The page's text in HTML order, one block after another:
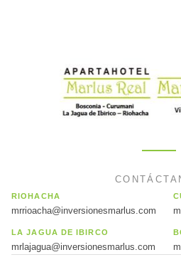
RIOHACHA
mrrioacha@inversionesmarlus.com
LA JAGUA DE IBIRCO
mrlajagua@inversionesmarlus.com